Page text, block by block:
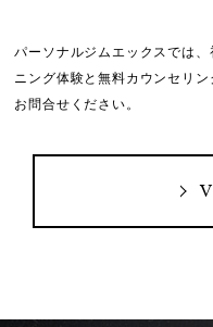
パーソナルジムエックスでは、
ニング体験と無料カウンセリン
お問合せください。